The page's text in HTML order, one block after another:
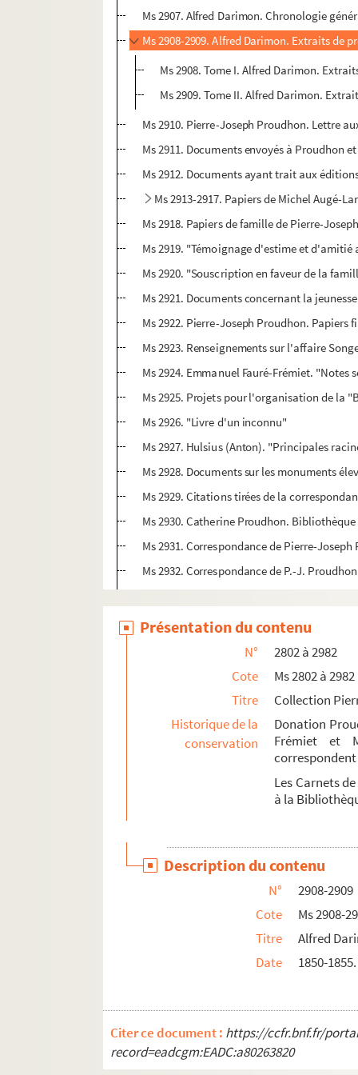
Ms 2907. Alfred Darimon. Chronologie
Ms 2908-2909. Alfred Darimon. Extraits de
Ms 2908. Tome I. Alfred Darimon.
Ms 2909. Tome II. Alfred Darimon.
Ms 2910. Pierre-Joseph Proudhon. Lettre
Ms 2911. Documents envoyés à Proudhon
Ms 2912. Documents ayant trait aux
Ms 2913-2917. Papiers de Michel Augé-
Ms 2918. Papiers de famille de Pierre-
Ms 2919. "Témoignage d'estime et
Ms 2920. "Souscription en faveur de la
Ms 2921. Documents concernant la
Ms 2922. Pierre-Joseph Proudhon. Papiers
Ms 2923. Renseignements sur l'affaire
Ms 2924. Emmanuel Fauré-Frémiet.
Ms 2925. Projets pour l'organisation de la
Ms 2926. "Livre d'un inconnu"
Ms 2927. Hulsius (Anton). "Principales
Ms 2928. Documents sur les monuments
Ms 2929. Citations tirées de la
Ms 2930. Catherine Proudhon.
Ms 2931. Correspondance de Pierre-
Ms 2932. Correspondance de P.-J.
Ms 2934-2941. Lettres et brouillons de
Ms 2942-2971. Lettres adressées à P.-J.
Ms 2972-2977. Lettres adressées à P.-
Ms 2978. Correspondance de Mme P.-J.
Ms 2979. Correspondance des
Ms 2980-2981. Lettres de
Ms 2982. Copies et reproductions de
Papiers relatifs à P.-J. Proudhon (Ms 3001)
Ms 2997 à 3004. Ms 2997 à 3004
Présentation du contenu
N°
2802 à 2982
Cote
Ms 2802 à 2982
Titre
Collection
Historique de la
conservation
Donation
Frémiet et
Les Carnets
à la
Description du contenu
N°
2908-2909
Cote
Ms 2908-
Titre
Alfred
Date
1850-1855.
Citer ce document : https://ccfr.bnf.fr/
record=eadcgm:EADC:a80263820